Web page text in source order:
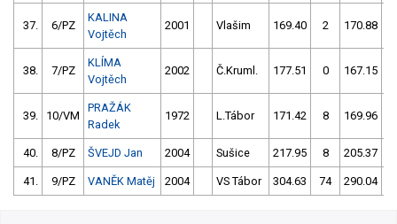
37. 6/PZ
KALINA
Vojtěch
2001 Vlašim 169.40 2 170.88
38. 7/PZ
KLÍMA
Vojtěch
2002 Č.Kruml. 177.51 0 167.15
39. 10/VM
PRAŽÁK
Radek
1972 L.Tábor 171.42 8 169.96
40. 8/PZ ŠVEJD Jan 2004 Sušice 217.95 8 205.37
41. 9/PZ VANĚK Matěj 2004 VS Tábor 304.63 74 290.04